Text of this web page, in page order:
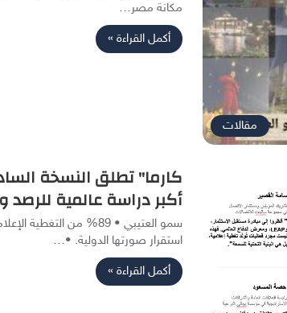
مقالات
مكانة مصر…
أكمل القراءة »
كارما" تطلق النسخة
أكبر دراسة عالمية للرصد
سمو العتيبي • 89% من
استقرار صورتها الدولية. •…
أكمل القراءة »